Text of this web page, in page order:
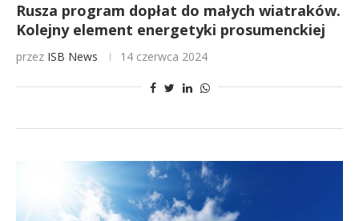
Rusza program dopłat do małych wiatraków.
Kolejny element energetyki prosumenckiej
przez ISB News 14 czerwca 2024